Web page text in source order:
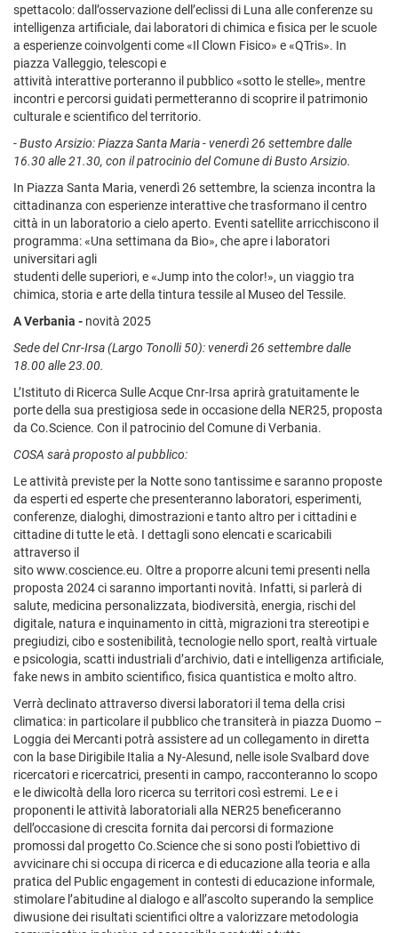
spettacolo: dall’osservazione dell’eclissi di Luna alle conferenze su
intelligenza artificiale, dai laboratori di chimica e fisica per le scuole
a esperienze coinvolgenti come «Il Clown Fisico» e «QTris». In
piazza Valleggio, telescopi e
attività interattive porteranno il pubblico «sotto le stelle», mentre
incontri e percorsi guidati permetteranno di scoprire il patrimonio
culturale e scientifico del territorio.
-Busto Arsizio: Piazza Santa Maria - venerdì 26 settembre dalle
16.30 alle 21.30, con il patrocinio del Comune di Busto Arsizio.
In Piazza Santa Maria, venerdì 26 settembre, la scienza incontra la
cittadinanza con esperienze interattive che trasformano il centro
città in un laboratorio a cielo aperto. Eventi satellite arricchiscono il
programma: «Una settimana da Bio», che apre i laboratori
universitari agli
studenti delle superiori, e «Jump into the color!», un viaggio tra
chimica, storia e arte della tintura tessile al Museo del Tessile.
A Verbania - novità 2025
Sede del Cnr-Irsa (Largo Tonolli 50): venerdì 26 settembre dalle
18.00 alle 23.00.
L’Istituto di Ricerca Sulle Acque Cnr-Irsa aprirà gratuitamente le
porte della sua prestigiosa sede in occasione della NER25, proposta
da Co.Science. Con il patrocinio del Comune di Verbania.
COSA sarà proposto al pubblico:
Le attività previste per la Notte sono tantissime e saranno proposte
da esperti ed esperte che presenteranno laboratori, esperimenti,
conferenze, dialoghi, dimostrazioni e tanto altro per i cittadini e
cittadine di tutte le età. I dettagli sono elencati e scaricabili
attraverso il
sito www.coscience.eu. Oltre a proporre alcuni temi presenti nella
proposta 2024 ci saranno importanti novità. Infatti, si parlerà di
salute, medicina personalizzata, biodiversità, energia, rischi del
digitale, natura e inquinamento in città, migrazioni tra stereotipi e
pregiudizi, cibo e sostenibilità, tecnologie nello sport, realtà virtuale
e psicologia, scatti industriali d’archivio, dati e intelligenza artificiale,
fake news in ambito scientifico, fisica quantistica e molto altro.
Verrà declinato attraverso diversi laboratori il tema della crisi
climatica: in particolare il pubblico che transiterà in piazza Duomo –
Loggia dei Mercanti potrà assistere ad un collegamento in diretta
con la base Dirigibile Italia a Ny-Alesund, nelle isole Svalbard dove
ricercatori e ricercatrici, presenti in campo, racconteranno lo scopo
e le diwicoltà della loro ricerca su territori così estremi. Le e i
proponenti le attività laboratoriali alla NER25 beneficeranno
dell’occasione di crescita fornita dai percorsi di formazione
promossi dal progetto Co.Science che si sono posti l’obiettivo di
avvicinare chi si occupa di ricerca e di educazione alla teoria e alla
pratica del Public engagement in contesti di educazione informale,
stimolare l’abitudine al dialogo e all’ascolto superando la semplice
diwusione dei risultati scientifici oltre a valorizzare metodologia